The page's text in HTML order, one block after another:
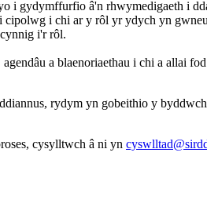
gydymffurfio â'n rhwymedigaeth i
i chi ar y rôl yr ydych yn
i'r rôl.
a blaenoriaethau i chi a allai
rydym yn gobeithio y
cysylltwch â ni yn